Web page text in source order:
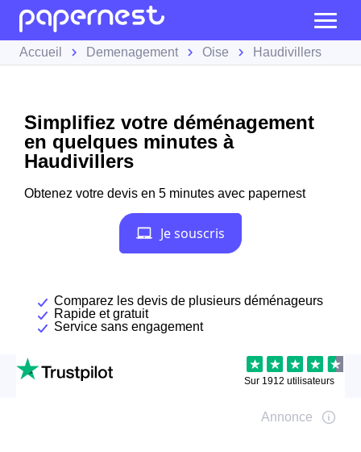
Accueil Demenagement Oise Haudivillers